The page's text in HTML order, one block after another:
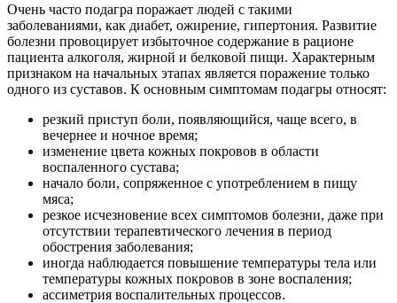
Очень часто подагра поражает людей с такими
заболеваниями, как диабет, ожирение, гипертония. Развитие
болезни провоцирует избыточное содержание в рационе
пациента алкоголя, жирной и белковой пищи. Характерным
признаком на начальных этапах является поражение только
одного из суставов. К основным симптомам подагры относят:
резкий приступ боли, появляющийся, чаще всего, в
вечернее и ночное время;
изменение цвета кожных покровов в области
воспаленного сустава;
начало боли, сопряженное с употреблением в пищу
мяса;
резкое исчезновение всех симптомов болезни, даже при
отсутствии терапевтического лечения в период
обострения заболевания;
иногда наблюдается повышение температуры тела или
температуры кожных покровов в зоне воспаления;
ассиметрия воспалительных процессов.